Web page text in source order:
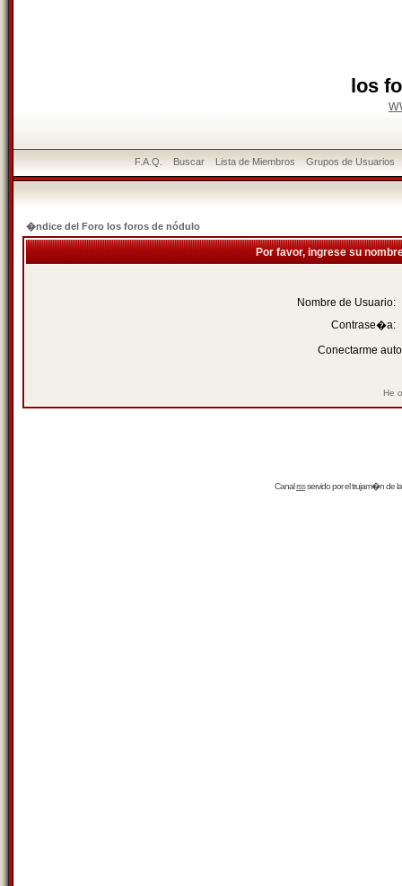
los
F.A.Q. Buscar Lista de Miembros Grupos de Usuarios
�ndice del Foro los foros de nódulo
Por favor, ingrese su
Nombre de Usuario:
Contrase�a:
Conectarme
He
Canalrssservido por eltrujam�nde